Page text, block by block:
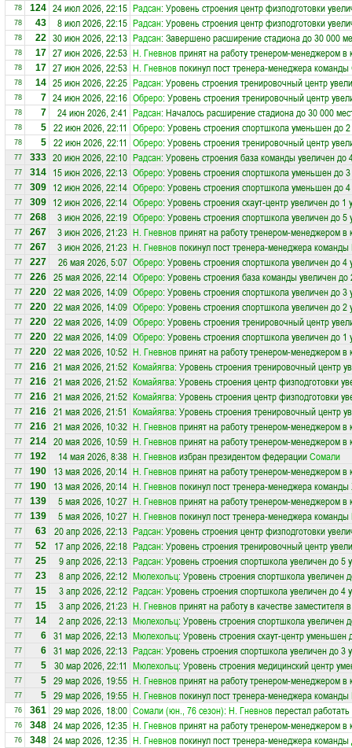
78 124 24 июл 2026, 22:15 Радсан: Уровень строения центр физподготовки
78 43 8 июл 2026, 22:15 Радсан: Уровень строения центр физподготовки
78 22 30 июн 2026, 22:13 Радсан: Завершено расширение стадиона до 30 000
78 17 27 июн 2026, 22:53 Н. Гневновпринят на работу тренером-менеджером в
78 17 27 июн 2026, 22:53 Н. Гневновпокинул пост тренера-менеджера команды
78 14 25 июн 2026, 22:25 Радсан: Уровень строения тренировочный центр
78 7 24 июн 2026, 22:16 Обреро: Уровень строения тренировочный центр
78 7 24 июн 2026, 2:41 Радсан: Началось расширение стадиона до 30 000
78 5 22 июн 2026, 22:11 Обреро: Уровень строения спортшкола уменьшен до
78 5 22 июн 2026, 22:11 Обреро: Уровень строения тренировочный центр
77 333 20 июн 2026, 22:10 Радсан: Уровень строения база команды увеличен до
77 314 15 июн 2026, 22:13 Обреро: Уровень строения спортшкола уменьшен до
77 309 12 июн 2026, 22:14 Обреро: Уровень строения спортшкола уменьшен до
77 309 12 июн 2026, 22:14 Обреро: Уровень строения скаут-центр увеличен до 1
77 268 3 июн 2026, 22:19 Обреро: Уровень строения спортшкола увеличен до 5
77 267 3 июн 2026, 21:23 Н. Гневновпринят на работу тренером-менеджером в
77 267 3 июн 2026, 21:23 Н. Гневновпокинул пост тренера-менеджера команды
77 227 26 мая 2026, 5:07 Обреро: Уровень строения спортшкола увеличен до 4
77 226 25 мая 2026, 22:14 Обреро: Уровень строения база команды увеличен до
77 220 22 мая 2026, 14:09 Обреро: Уровень строения спортшкола увеличен до 3
77 220 22 мая 2026, 14:09 Обреро: Уровень строения спортшкола увеличен до 2
77 220 22 мая 2026, 14:09 Обреро: Уровень строения тренировочный центр
77 220 22 мая 2026, 14:09 Обреро: Уровень строения спортшкола увеличен до 1
77 220 22 мая 2026, 10:52 Н. Гневновпринят на работу тренером-менеджером в
77 216 21 мая 2026, 21:52 Комайягва: Уровень строения тренировочный центр
77 216 21 мая 2026, 21:52 Комайягва: Уровень строения центр физподготовки
77 216 21 мая 2026, 21:52 Комайягва: Уровень строения центр физподготовки
77 216 21 мая 2026, 21:51 Комайягва: Уровень строения тренировочный центр
77 216 21 мая 2026, 10:32 Н. Гневновпринят на работу тренером-менеджером в
77 214 20 мая 2026, 10:59 Н. Гневновпринят на работу тренером-менеджером в
77 192 14 мая 2026, 8:38 Н. Гневновизбран президентом федерацииСомали
77 190 13 мая 2026, 20:14 Н. Гневновпринят на работу тренером-менеджером в
77 190 13 мая 2026, 20:14 Н. Гневновпокинул пост тренера-менеджера команды
77 139 5 мая 2026, 10:27 Н. Гневновпринят на работу тренером-менеджером в
77 139 5 мая 2026, 10:27 Н. Гневновпокинул пост тренера-менеджера команды
77 63 20 апр 2026, 22:13 Радсан: Уровень строения центр физподготовки
77 52 17 апр 2026, 22:18 Радсан: Уровень строения тренировочный центр
77 25 9 апр 2026, 22:13 Радсан: Уровень строения спортшкола увеличен до 5
77 23 8 апр 2026, 22:12 Мюлехольц: Уровень строения спортшкола увеличен
77 15 3 апр 2026, 22:12 Радсан: Уровень строения спортшкола увеличен до 4
77 15 3 апр 2026, 21:23 Н. Гневновпринят на работу в качестве заместителя
77 14 2 апр 2026, 22:13 Мюлехольц: Уровень строения спортшкола увеличен
77 6 31 мар 2026, 22:13 Мюлехольц: Уровень строения скаут-центр уменьшен
77 6 31 мар 2026, 22:13 Радсан: Уровень строения спортшкола увеличен до 3
77 5 30 мар 2026, 22:11 Мюлехольц: Уровень строения медицинский центр
77 5 29 мар 2026, 19:55 Н. Гневновпринят на работу тренером-менеджером в
77 5 29 мар 2026, 19:55 Н. Гневновпокинул пост тренера-менеджера команды
76 361 29 мар 2026, 18:00 Сомали (юн., 76 сезон): Н. Гневновперестал
76 348 24 мар 2026, 12:35 Н. Гневновпринят на работу тренером-менеджером в
76 348 24 мар 2026, 12:35 Н. Гневновпокинул пост тренера-менеджера команды